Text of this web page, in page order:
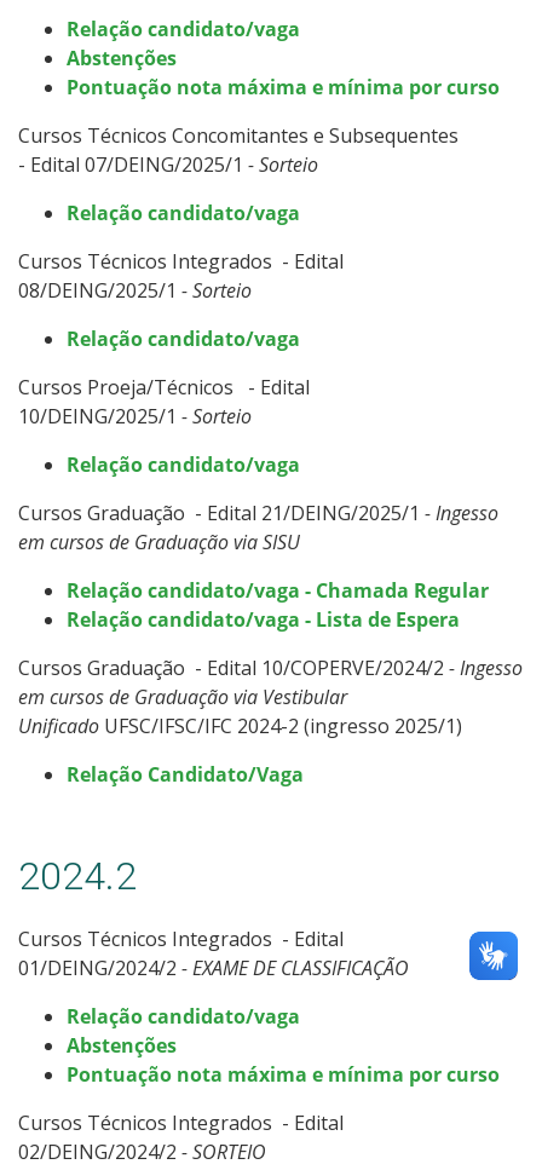
Relação candidato/vaga
Abstenções
Pontuação nota máxima e mínima por curso
Cursos Técnicos Concomitantes e Subsequentes
- Edital 07/DEING/2025/1 - Sorteio
Relação candidato/vaga
Cursos Técnicos Integrados - Edital
08/DEING/2025/1 - Sorteio
Relação candidato/vaga
Cursos Proeja/Técnicos - Edital
10/DEING/2025/1 - Sorteio
Relação candidato/vaga
Cursos Graduação - Edital 21/DEING/2025/1 - Ingesso
em cursos de Graduação via SISU
Relação candidato/vaga - Chamada Regular
Relação candidato/vaga - Lista de Espera
Cursos Graduação - Edital 10/COPERVE/2024/2 - Ingesso
em cursos de Graduação via Vestibular
Unificado UFSC/IFSC/IFC 2024-2 (ingresso 2025/1)
Relação Candidato/Vaga
2024.2
Cursos Técnicos Integrados - Edital
01/DEING/2024/2 - EXAME DE CLASSIFICAÇÃO
Relação candidato/vaga
Abstenções
Pontuação nota máxima e mínima por curso
Cursos Técnicos Integrados - Edital
02/DEING/2024/2 - SORTEIO